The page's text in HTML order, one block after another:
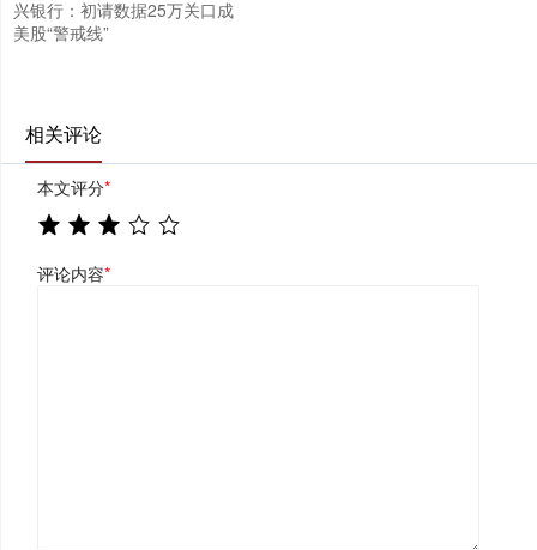
兴银行：初请数据25万关口成
美股“警戒线”
相关评论
本文评分*
评论内容*